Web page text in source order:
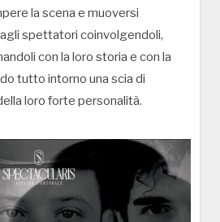
la scena e muoversi
spettatori coinvolgendoli,
con la loro storia e con la
tutto intorno una scia di
loro forte personalità.